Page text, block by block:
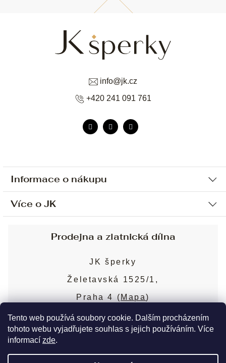
Tento web používá soubory cookie. Dalším procházením
tohoto webu vyjadřujete souhlas s jejich používáním. Více
informací zde.
Informace o nákupu
Ochrana osobních údajů
Sjednání osobní schůzky
Obchodní podmínky
Puncovní značky
Více o JK
Blog
Nejčastější dotazy
info@jk.cz
+420 241 091 761
Prodejna a zlatnická dílna
JK šperky
Želetavská 1525/1,
Praha 4 ( Mapa)
Více o prodejně
Copyright 2026JK šperky. Všechna práva